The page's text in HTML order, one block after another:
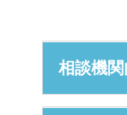
相談機